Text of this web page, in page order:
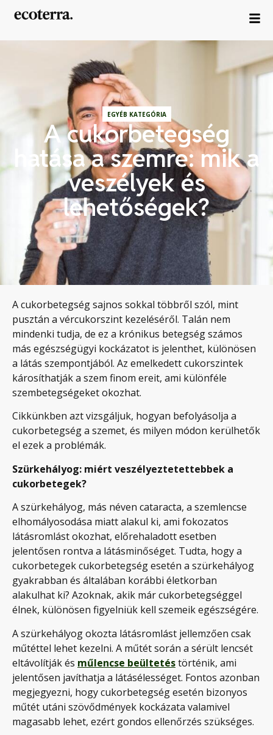
EGYÉB KATEGÓRIA
A cukorbetegség
hatása a szemre: mik a
veszélyek és
lehetőségek?
A cukorbetegség sajnos sokkal többről szól, mint
pusztán a vércukorszint kezeléséről. Talán nem
mindenki tudja, de ez a krónikus betegség számos
más egészségügyi kockázatot is jelenthet, különösen
a látás szempontjából. Az emelkedett cukorszintek
károsíthatják a szem finom ereit, ami különféle
szembetegségeket okozhat.
Cikkünkben azt vizsgáljuk, hogyan befolyásolja a
cukorbetegség a szemet, és milyen módon kerülhetők
el ezek a problémák.
Szürkehályog: miért veszélyeztetettebbek a
cukorbetegek?
A szürkehályog, más néven cataracta, a szemlencse
elhomályosodása miatt alakul ki, ami fokozatos
látásromlást okozhat, előrehaladott esetben
jelentősen rontva a látásminőséget. Tudta, hogy a
cukorbetegek cukorbetegség esetén a szürkehályog
gyakrabban és általában korábbi életkorban
alakulhat ki? Azoknak, akik már cukorbetegséggel
élnek, különösen figyelniük kell szemeik egészségére.
A szürkehályog okozta látásromlást jellemzően csak
műtéttel lehet kezelni. A műtét során a sérült lencsét
eltávolítják és műlencse beültetéstörténik, ami
jelentősen javíthatja a látásélességet. Fontos azonban
megjegyezni, hogy cukorbetegség esetén bizonyos
műtét utáni szövődmények kockázata valamivel
magasabb lehet, ezért gondos ellenőrzés szükséges.